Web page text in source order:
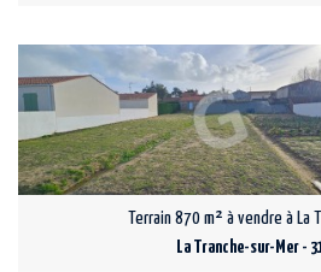
Terrain 870 m² à vendre à La
La Tranche-sur-Mer -